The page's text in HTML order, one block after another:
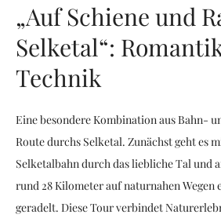
„Auf Schiene und
Selketal“:
Technik
Eine besondere Kombination aus Bahn-
Route durchs Selketal. Zunächst geht es
Selketalbahn durch das liebliche Tal und
rund 28 Kilometer auf naturnahen Wegen
geradelt. Diese Tour verbindet